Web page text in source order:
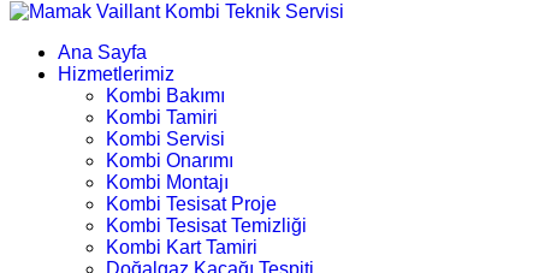
Ana Sayfa
Hizmetlerimiz
Kombi Bakımı
Kombi Tamiri
Kombi Servisi
Kombi Onarımı
Kombi Montajı
Kombi Tesisat Proje
Kombi Tesisat Temizliği
Kombi Kart Tamiri
Doğalgaz Kaçağı Tespiti